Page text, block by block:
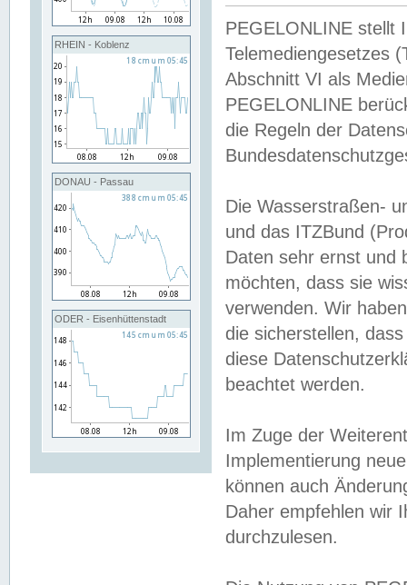
RHEIN - Koblenz
DONAU - Passau
ODER - Eisenhüttenstadt
PEGELONLINE stellt
Telemediengesetzes
Abschnitt VI als
PEGELONLINE
die Regeln der
Die Wasserstraßen-
und das ITZBund
Daten sehr ernst und
möchten, dass sie
verwenden. Wir
die sicherstellen,
diese
beachtet werden.
Im Zuge der
Implementierung
können auch
Daher empfehlen wir
durchzulesen.